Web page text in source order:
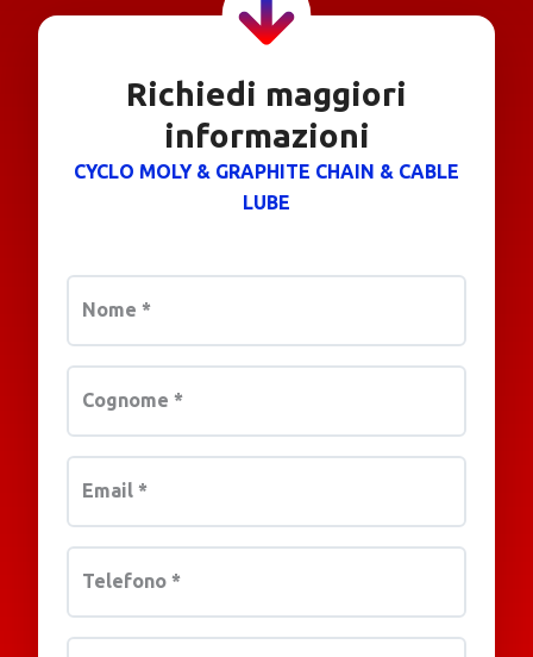
Richiedi maggiori
informazioni
CYCLO MOLY & GRAPHITE CHAIN & CABLE
LUBE
Nome *
Cognome *
Email *
Telefono *